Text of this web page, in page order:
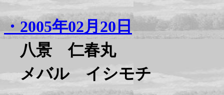
・2005年02月20日
八景 仁春丸
メバル イシモチ